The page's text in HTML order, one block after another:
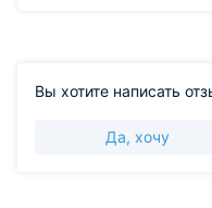
Вы хотите написать
Да, хочу